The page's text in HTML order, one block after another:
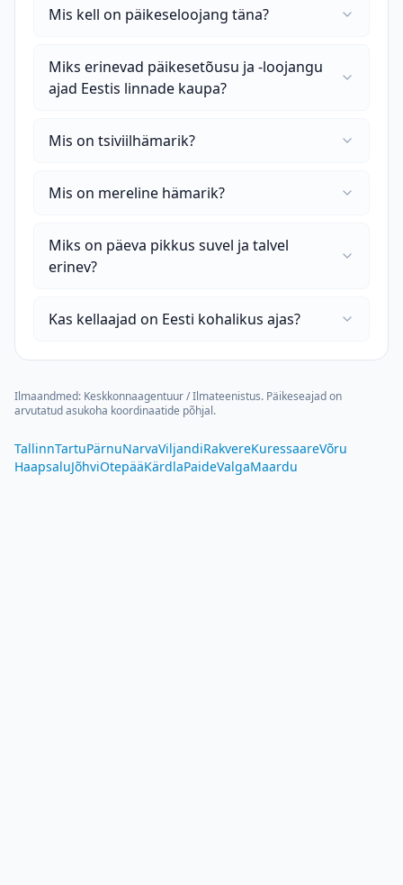
Mis kell on päikeseloojang täna?
Miks erinevad päikesetõusu ja -loojangu
ajad Eestis linnade kaupa?
Mis on tsiviilhämarik?
Mis on mereline hämarik?
Miks on päeva pikkus suvel ja talvel
erinev?
Kas kellaajad on Eesti kohalikus ajas?
Ilmaandmed: Keskkonnaagentuur / Ilmateenistus. Päikeseajad on
arvutatud asukoha koordinaatide põhjal.
TallinnTartuPärnuNarvaViljandiRakvereKuressaareVõru
HaapsaluJõhviOtepääKärdlaPaideValgaMaardu